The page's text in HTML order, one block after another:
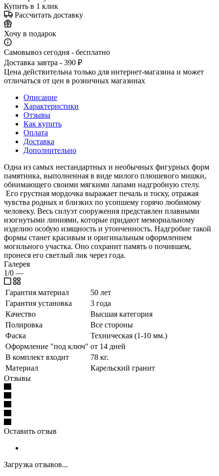
Купить в 1 клик
Рассчитать доставку
Хочу в подарок
Самовывоз сегодня - бесплатно
Доставка завтра - 390 ₽
Цена действительна только для интернет-магазина и может
отличаться от цен в розничных магазинах
Описание
Характеристики
Отзывы
Как купить
Оплата
Доставка
Дополнительно
Одна из самых нестандартных и необычных фигурных форм
памятника, выполненная в виде милого плюшевого мишки,
обнимающего своими мягкими лапами надгробную стелу.
Его грустная мордочка выражает печаль и тоску, отражая
чувства родных и близких по усопшему горячо любимому
человеку. Весь силуэт сооружения представлен плавными
изогнутыми линиями, которые придают мемориальному
изделию особую изящность и утонченность. Надгробие такой
формы станет красивым и оригинальным оформлением
могильного участка. Оно сохранит память о почившем,
пронеся его светлый лик через года.
Галерея
1/0 —
Гарантия материал
50 лет
Гарантия установка
3 года
Качество
Высшая категория
Полировка
Все стороны
Фаска
Техническая (1-10 мм.)
Оформление "под ключ" от 14 дней
В комплект входит
78 кг.
Материал
Карельский гранит
Отзывы
Оставить отзыв
Загрузка отзывов...